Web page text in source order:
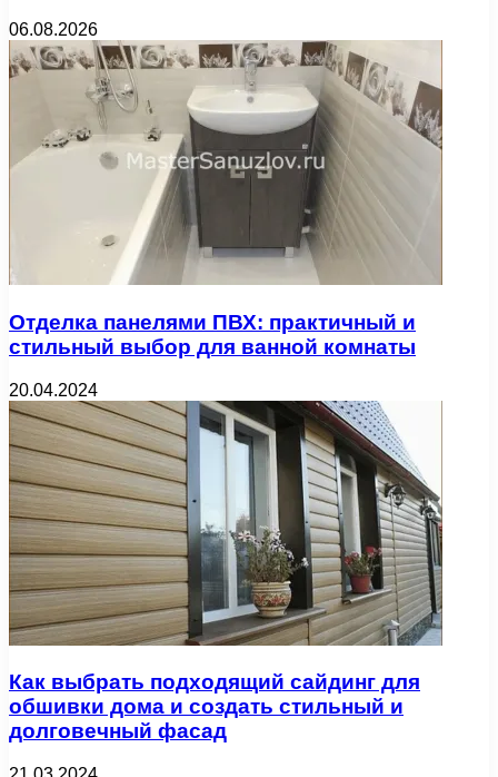
06.08.2026
Отделка панелями ПВХ: практичный и
стильный выбор для ванной комнаты
20.04.2024
Как выбрать подходящий сайдинг для
обшивки дома и создать стильный и
долговечный фасад